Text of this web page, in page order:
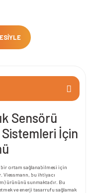
Sensörü
Sistemleri İçin
ortam sağlanabilmesi için
Viessmann, bu ihtiyacı
ürününü sunmaktadır. Bu
ve enerji tasarrufu sağlamak